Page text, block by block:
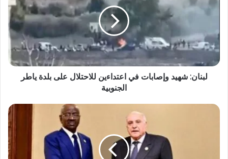
لبنان: شهيد وإصابات في اعتداءين للاحتلال على بلدة ياطر
الجنوبية